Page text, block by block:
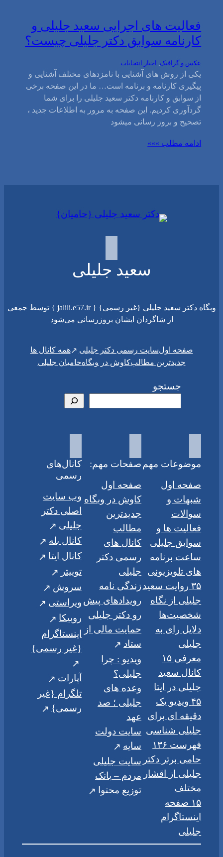
فعالیت های اجرایی سعید جلیلی و
کارنامه سوابق دکتر جلیلی چیست؟
عکس و گرافیک, اخبار انتخابات
یکی از روش های آشنایی با نامزدهای مختلف آشنایی و
پیگیری کارنامه و برنامه است… ما در این صفحه برخی
از سوابق و کارنامه دکتر سعید جلیلی را برای شما
گردآوری کردیم. این صفحه به مرور به اطلاعات جدید ،
تصحیح و بروز رسانی میشود
ادامه مطلب »»»
سعید جلیلی
وبگاه دکتر سعید جلیلی {غیر رسمی} { jalili.e57.ir } توسط جمعی
از شاگردان ایشان بروزرسانی می‌شود
صفحه اولسایت رسمی دکتر جلیلی
همه کانال ها
جدیدترین مطالبکاوش در وبگاهحامیان جلیلی
جستجو
موضوعات مهم
صفحه اول
شبهات و
سوالات
فعالیت ها و
سوابق جلیلی
ساعت برنامه
های تلویزیونی
۳۵ روایت سعید
جلیلی از نگاه
شخصیت‌ها
دلایل رای به
جلیلی
معرفی ۱۵
کانال سعید
جلیلی در ایتا
۴۵ ویدیو یک
دقیقه ای برای
جلیلی شناسی
فهرست ۱۳۶
حامی برتر دکتر
جلیلی از اقشار
مختلف
۱۵ صفحه
اینستاگرام
جلیلی
صفحات مهم:
صفحه اول
کاوش در وبگاه
جدیدترین
مطالب
کانال های
رسمی دکتر
جلیلی
زندگی نامه
رویدادهای پیش
رو دکتر جلیلی
حمایت مالی از
ستاد
ویدیو : چرا
جلیلی؟
وعده های
جلیلی ؛ صد
عهد
سایت دولت
سایه
سایت جلیلی
مردم – بانک
توزیع محتوا
کانال‌های
رسمی
وب سایت
اصلی دکتر
جلیلی
کانال بله
کانال ایتا
توییتر
سروش
ویراستی
روبیکا
اینستاگرام
{غیر رسمی}
آپارات
تلگرام {غیر
رسمی}